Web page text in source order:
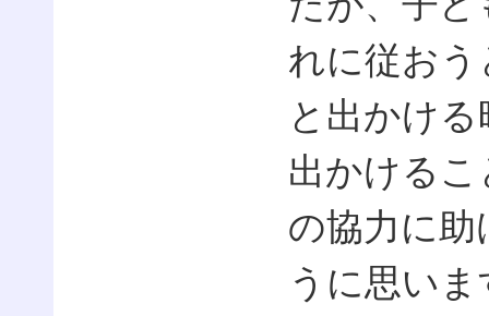
れに従お
と出かけ
出かける
の協力に
うに思いま